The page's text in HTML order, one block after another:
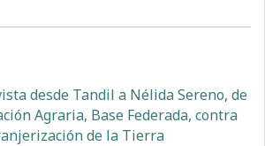
desde Tandil a Nélida Sereno, de
Agraria, Base Federada, contra
de la Tierra